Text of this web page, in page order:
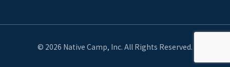
© 2026 Native Camp, Inc. All Rights Reserved.